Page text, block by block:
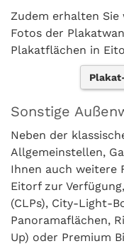
Zudem erhalten
Fotos der
Plakatflächen in
Sonstige
Neben der
Allgemeinstellen,
Ihnen auch weitere
Eitorf zur
(CLPs), City-Light-
Panoramaflächen,
Up) oder Premium